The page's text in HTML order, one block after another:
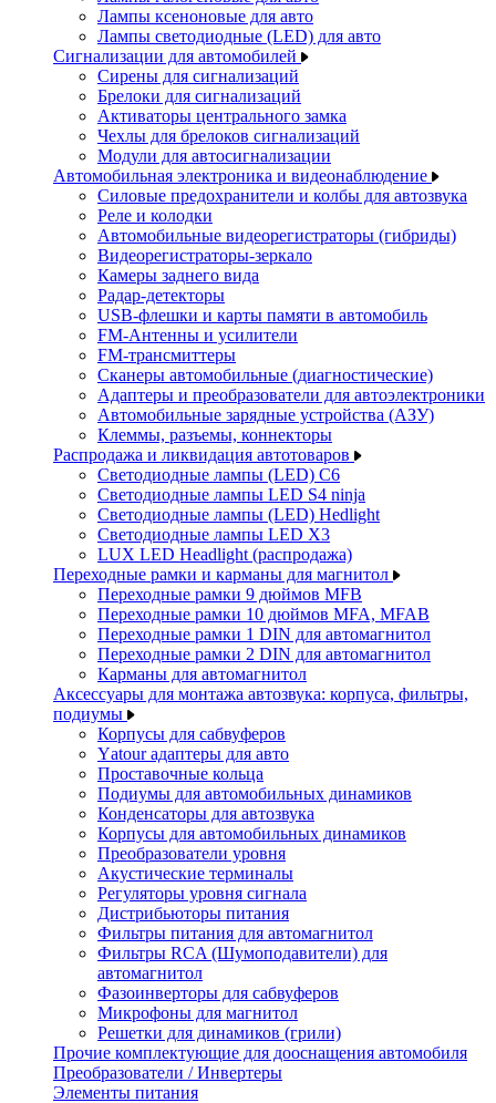
Лампы ксеноновые для авто
Лампы светодиодные (LED) для авто
Сигнализации для автомобилей
Сирены для сигнализаций
Брелоки для сигнализаций
Активаторы центрального замка
Чехлы для брелоков сигнализаций
Модули для автосигнализации
Автомобильная электроника и видеонаблюдение
Силовые предохранители и колбы для автозвука
Реле и колодки
Автомобильные видеорегистраторы (гибриды)
Видеорегистраторы-зеркало
Камеры заднего вида
Радар-детекторы
USB-флешки и карты памяти в автомобиль
FM-Антенны и усилители
FM-трансмиттеры
Сканеры автомобильные (диагностические)
Адаптеры и преобразователи для автоэлектроники
Автомобильные зарядные устройства (АЗУ)
Клеммы, разъемы, коннекторы
Распродажа и ликвидация автотоваров
Светодиодные лампы (LED) C6
Светодиодные лампы LED S4 ninja
Светодиодные лампы (LED) Hedlight
Светодиодные лампы LED X3
LUX LED Headlight (распродажа)
Переходные рамки и карманы для магнитол
Переходные рамки 9 дюймов MFB
Переходные рамки 10 дюймов MFA, MFAB
Переходные рамки 1 DIN для автомагнитол
Переходные рамки 2 DIN для автомагнитол
Карманы для автомагнитол
Аксессуары для монтажа автозвука: корпуса, фильтры,
подиумы
Корпусы для сабвуферов
Yаtour адаптеры для авто
Проставочные кольца
Подиумы для автомобильных динамиков
Конденсаторы для автозвука
Корпусы для автомобильных динамиков
Преобразователи уровня
Акустические терминалы
Регуляторы уровня сигнала
Дистрибьюторы питания
Фильтры питания для автомагнитол
Фильтры RCA (Шумоподавители) для
автомагнитол
Фазоинверторы для сабвуферов
Микрофоны для магнитол
Решетки для динамиков (грили)
Прочие комплектующие для дооснащения автомобиля
Преобразователи / Инвертеры
Элементы питания